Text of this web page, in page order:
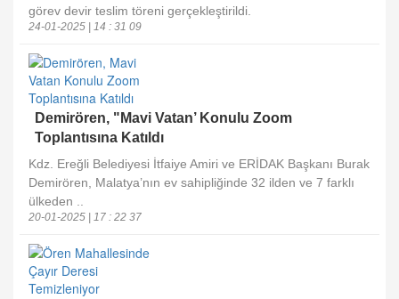
görev devir teslim töreni gerçekleştirildi.
24-01-2025 | 14 : 31 09
Demirören, "Mavi Vatan’ Konulu Zoom
Toplantısına Katıldı
Kdz. Ereğli Belediyesi İtfaiye Amiri ve ERİDAK Başkanı Burak
Demirören, Malatya’nın ev sahipliğinde 32 ilden ve 7 farklı
ülkeden ..
20-01-2025 | 17 : 22 37